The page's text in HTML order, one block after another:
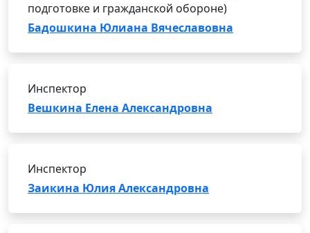
подготовке и гражданской обороне)
Бадошкина Юлиана Вячеславовна
Инспектор
Вешкина Елена Александровна
Инспектор
Заикина Юлия Александровна